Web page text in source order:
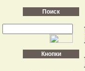
Поиск
Кнопки